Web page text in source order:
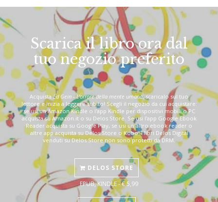
Scarica il libro ora dal
tuo negozio preferito
AcquistaEd Gein - L’orrore della mente umana, scaricalo sul tuo
lettore e inizia a leggere subito! Scegli il negozio da cui acquistare:
se usi un Amazon Kindle o l'app Kindle per dispositivi mobili o PC
acquista su Amazon.it o su Delos Store. Se usi l'app Google Ebook
Reader acquista su Google Play, se usi un altro ebook reader o
altre app acquista su Delos Store o Kobo. I libri Delos Digital
venduti su Delos Store non sono protetti da DRM.
DELOS STORE
EPUB, KINDLE - € 5,99